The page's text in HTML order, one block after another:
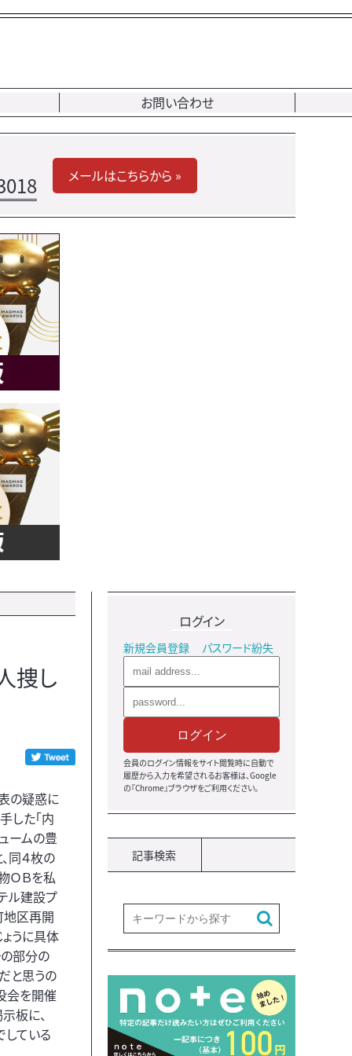
お問い合わせ
メールはこちらから »
捜し
の疑惑に
した「内
ームの豊
同４枚の
ＯＢを私
ル建設プ
地区再開
うに具体
部分の
と思うの
会を開催
板に、
している
ログイン
新規会員登録 パスワード紛失
ログイン
会員のログイン情報をサイト閲覧時に自動で
履歴から入力を希望されるお客様は、Google
の『Chrome』ブラウザをご利用ください。
記事検索